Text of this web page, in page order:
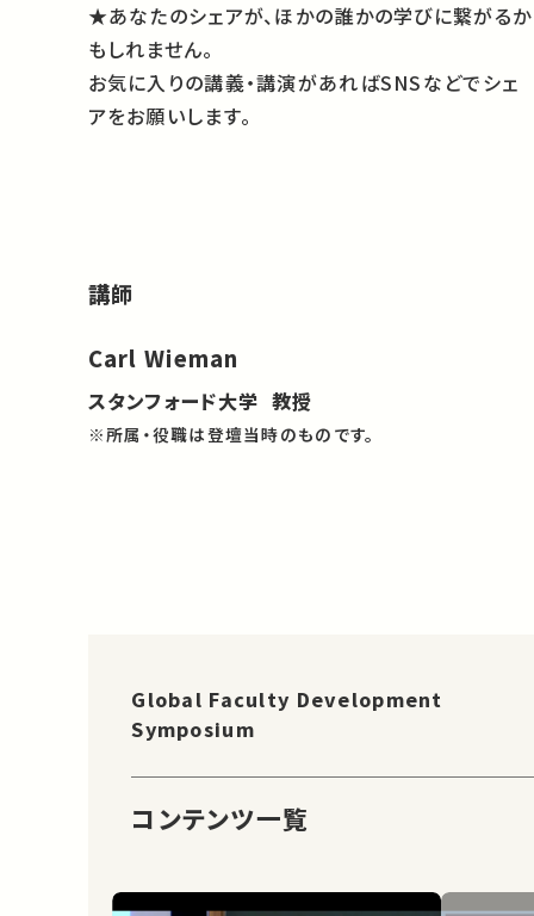
★あなたのシェアが、ほかの誰かの学びに繋がるか
もしれません。
お気に入りの講義・講演があればSNSなどでシェ
アをお願いします。
講師
Carl Wieman
スタンフォード大学 教授
※所属・役職は登壇当時のものです。
Global Faculty Development
Symposium
コンテンツ一覧